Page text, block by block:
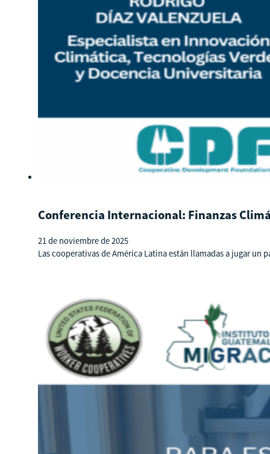
Conferencia Internacional: Finanzas
21 de noviembre de 2025
Las cooperativas de América Latina están llamadas a jugar